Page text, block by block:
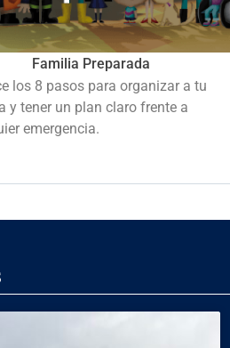
Familia Preparada
los 8 pasos para organizar a tu
y tener un plan claro frente a
emergencia.